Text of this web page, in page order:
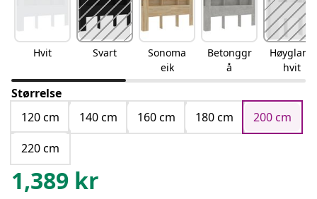
Hvit Svart
Sonoma
eik
Betonggr
å
Høyglans
hvit
Størrelse
120 cm
140 cm 160 cm 180 cm
200 cm
220 cm
1,389 kr